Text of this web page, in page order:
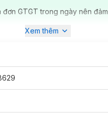
GTGT trong ngày nên
Xem thêm